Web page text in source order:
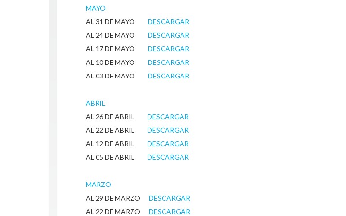
MAYO
AL 31 DE MAYO DESCARGAR
AL 24 DE MAYO
DESCARGAR
AL 17 DE MAYO DESCARGAR
AL 10 DE MAYO DESCARGAR
AL 03 DE MAYO DESCARGAR
ABRIL
AL 26 DE ABRIL DESCARGAR
AL 22 DE ABRIL DESCARGAR
AL 12 DE ABRIL DESCARGAR
AL 05 DE ABRIL DESCARGAR
MARZO
AL 29 DE MARZO DESCARGAR
AL 22 DE MARZO DESCARGAR